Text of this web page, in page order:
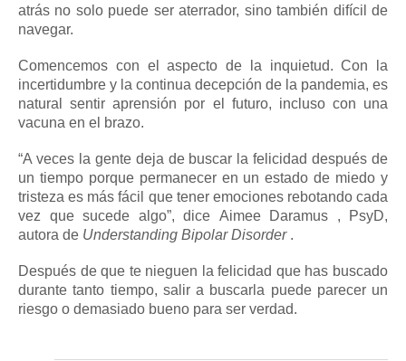
atrás no solo puede ser aterrador, sino también difícil de
navegar.
Comencemos con el aspecto de la inquietud.Con la
incertidumbre y la continua decepción de la pandemia, es
natural sentir aprensión por el futuro, incluso con una
vacuna en el brazo.
“A veces la gente deja de buscar la felicidad después de
un tiempo porque permanecer en un estado de miedo y
tristeza es más fácil que tener emociones rebotando cada
vez que sucede algo”, dice Aimee Daramus , PsyD,
autora de Understanding Bipolar Disorder.
Después de que te nieguen la felicidad que has buscado
durante tanto tiempo, salir a buscarla puede parecer un
riesgo o demasiado bueno para ser verdad.